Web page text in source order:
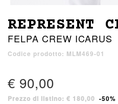
REPRESENT
FELPA CREW ICARUS
Codice prodotto: MLM469-01
€ 90,00
Prezzo di listino: € 180,00 -50%